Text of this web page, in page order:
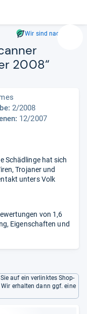
und
Wir sind nachhaltig
2008“
2/2008
12/2007
Schädlinge hat sich
Trojaner und
unters Volk
von 1,6
Eigenschaften und
auf ein verlinktes Shop-
erhalten dann ggf. eine